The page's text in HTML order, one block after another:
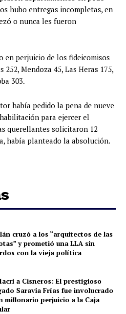
hubo entregas incompletas, en
o nunca les fueron
en perjuicio de los fideicomisos
Mendoza 45, Las Heras 175,
303.
había pedido la pena de nueve
para ejercer el
querellantes solicitaron 12
había planteado la absolución.
cruzó a los “arquitectos de las
y prometió una LLA sin
con la vieja política
a Cisneros: El prestigioso
Saravia Frías fue involucrado
millonario perjuicio a la Caja